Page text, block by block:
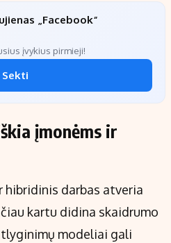
„Facebook“
įvykius pirmieji!
Sekti
įmonėms ir
hibridinis darbas atveria
kartu didina skaidrumo
modeliai gali